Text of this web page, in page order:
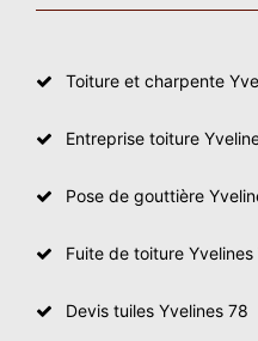
Toiture et charpente
Entreprise toiture
Pose de gouttière
Fuite de toiture Yvelines
Devis tuiles Yvelines 78